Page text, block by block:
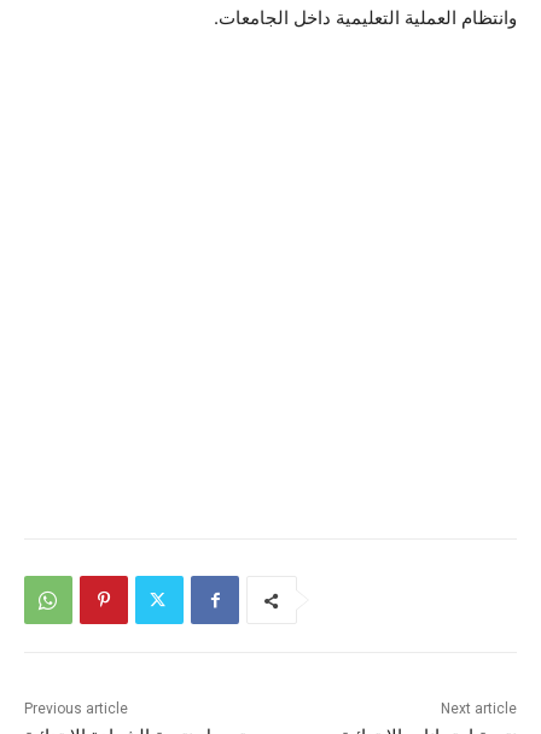
وانتظام العملية التعليمية داخل الجامعات.
Previous article Next article